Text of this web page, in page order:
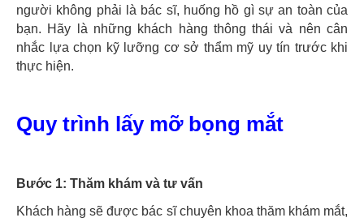
người không phải là bác sĩ, huống hồ gì sự an toàn của
bạn. Hãy là những khách hàng thông thái và nên cân
nhắc lựa chọn kỹ lưỡng cơ sở thẩm mỹ uy tín trước khi
thực hiện.
Quy trình lấy mỡ bọng mắt
Bước 1: Thăm khám và tư vấn
Khách hàng sẽ được bác sĩ chuyên khoa thăm khám mắt,